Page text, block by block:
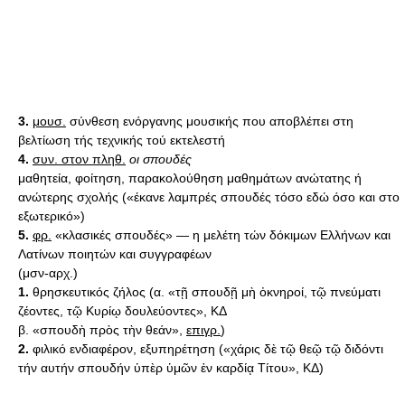
3. μουσ. σύνθεση ενόργανης μουσικής που αποβλέπει στη
βελτίωση τής τεχνικής τού εκτελεστή
4. συν. στον πληθ. οι σπουδές
μαθητεία, φοίτηση, παρακολούθηση μαθημάτων ανώτατης ή
ανώτερης σχολής («έκανε λαμπρές σπουδές τόσο εδώ όσο και στο
εξωτερικό»)
5. φρ. «κλασικές σπουδές» — η μελέτη τών δόκιμων Ελλήνων και
Λατίνων ποιητών και συγγραφέων
(μσν-αρχ.)
1. θρησκευτικός ζήλος (α. «τῇ σπουδῇ μὴ ὀκνηροί, τῷ πνεύματι
ζέοντες, τῷ Κυρίῳ δουλεύοντες», ΚΔ
β. «σπουδὴ πρὸς τὴν θεάν», επιγρ. )
2. φιλικό ενδιαφέρον, εξυπηρέτηση («χάρις δὲ τῷ θεῷ τῷ διδόντι
τήν αυτήν σπουδήν ὑπὲρ ὑμῶν ἐν καρδίᾳ Τίτου», ΚΔ)